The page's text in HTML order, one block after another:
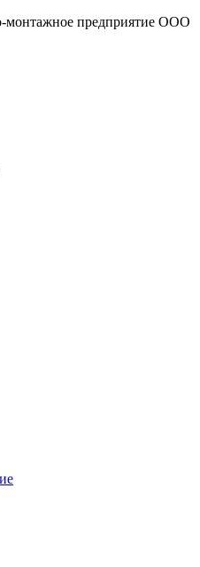
монтажное предприятие ООО